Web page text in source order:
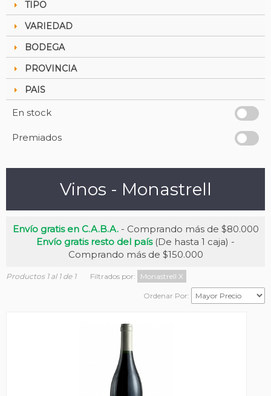
TIPO
VARIEDAD
BODEGA
PROVINCIA
PAIS
En stock
Premiados
Vinos - Monastrell
Envío gratis en C.A.B.A.- Comprando más de $80.000
Envío gratis resto del país(De hasta 1 caja) -
Comprando más de $150.000
Productos 1 al 1 de 1 Filtrados por: Monastrell X
Ordenar Por: